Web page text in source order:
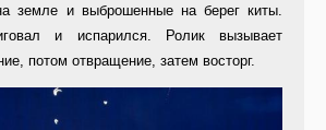
земле и выброшенные на берег киты.
и испарился. Ролик вызывает
потом отвращение, затем восторг.